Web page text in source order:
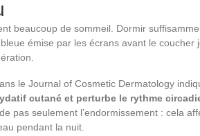
beaucoup de sommeil. Dormir
émise par les écrans avant le
le Journal of Cosmetic Dermatology
cutané et perturbe le rythme
pas seulement l’endormissement : cela
pendant la nuit.